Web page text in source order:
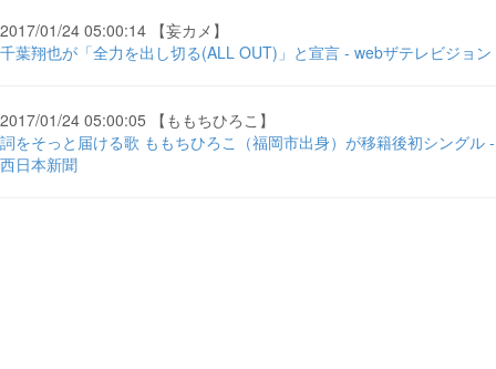
2017/01/24 05:00:14 【妄カメ】
千葉翔也が「全力を出し切る(ALL OUT)」と宣言 - webザテレビジョン
2017/01/24 05:00:05 【ももちひろこ】
詞をそっと届ける歌 ももちひろこ（福岡市出身）が移籍後初シングル -
西日本新聞